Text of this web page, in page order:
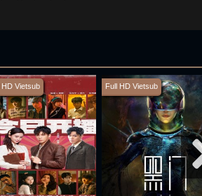
HD Vietsub Full HD Vietsub